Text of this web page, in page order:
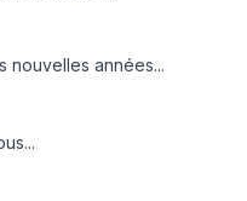
nouvelles années...